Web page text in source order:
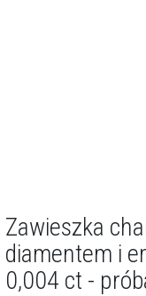
Zawieszka
diamentem i
0,004 ct -